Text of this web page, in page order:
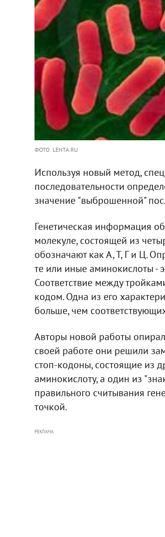
ФОТО: LENTA.RU
Используя новый метод,
последовательности
значение "выброшенной"
Генетическая информация
молекуле, состоящей из
обозначают как А, Т, Г и Ц.
те или иные аминокислоты -
Соответствие между
кодом. Одна из его
больше, чем
Авторы новой работы
своей работе они решили
стоп-кодоны, состоящие из
аминокислоту, а один из
правильного считывания
точкой.
РЕКЛАМА